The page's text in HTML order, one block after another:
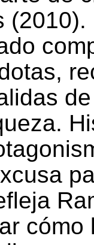
(2010).